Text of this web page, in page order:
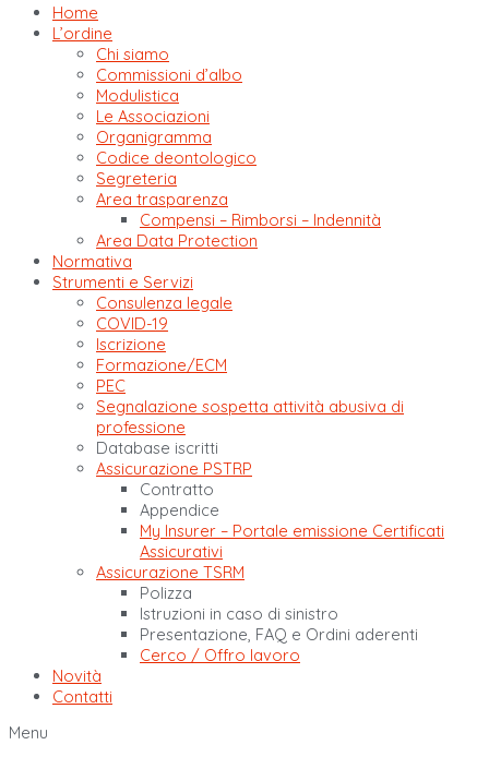
Home
L’ordine
Chi siamo
Commissioni d’albo
Modulistica
Le Associazioni
Organigramma
Codice deontologico
Segreteria
Area trasparenza
Compensi – Rimborsi – Indennità
Area Data Protection
Normativa
Strumenti e Servizi
Consulenza legale
COVID-19
Iscrizione
Formazione/ECM
PEC
Segnalazione sospetta attività abusiva di
professione
Database iscritti
Assicurazione PSTRP
Contratto
Appendice
My Insurer – Portale emissione Certificati
Assicurativi
Assicurazione TSRM
Polizza
Istruzioni in caso di sinistro
Presentazione, FAQ e Ordini aderenti
Cerco / Offro lavoro
Novità
Contatti
Menu